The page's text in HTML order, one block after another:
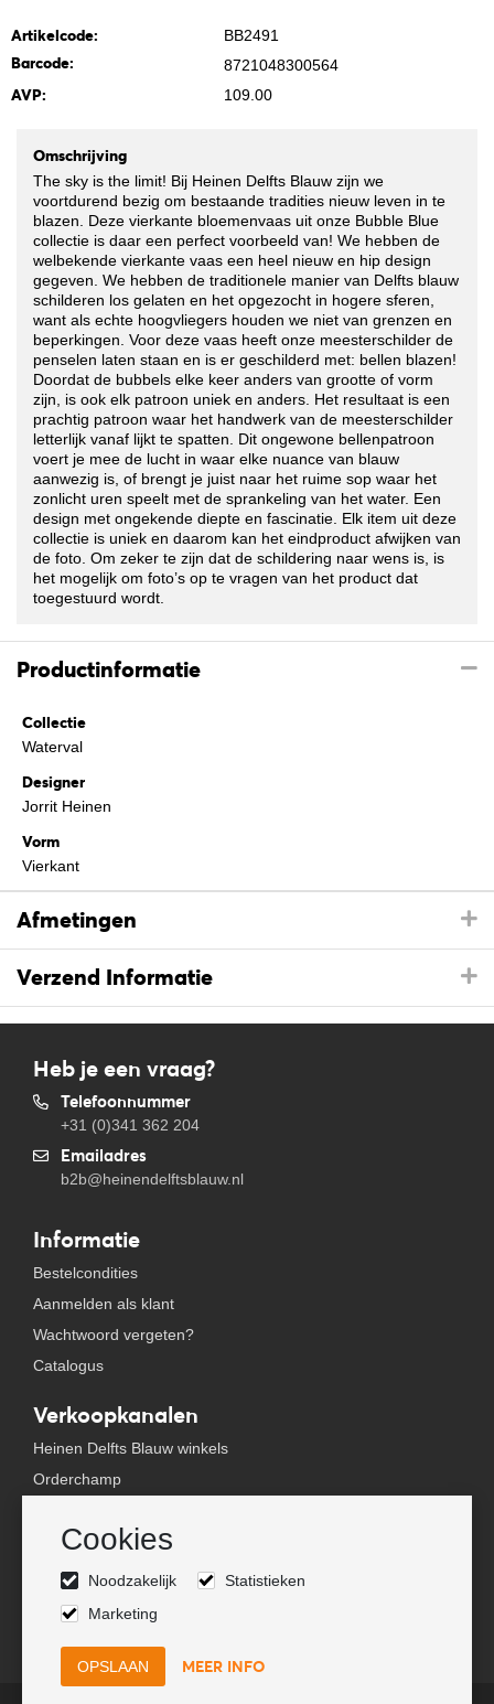
Cookies
Noodzakelijk
Statistieken
Marketing
MEER INFO
Artikelcode: BB2491
Barcode: 8721048300564
AVP: 109.00
Omschrijving
The sky is the limit! Bij Heinen Delfts Blauw zijn we
voortdurend bezig om bestaande tradities nieuw leven in te
blazen. Deze vierkante bloemenvaas uit onze Bubble Blue
collectie is daar een perfect voorbeeld van! We hebben de
welbekende vierkante vaas een heel nieuw en hip design
gegeven. We hebben de traditionele manier van Delfts blauw
schilderen los gelaten en het opgezocht in hogere sferen,
want als echte hoogvliegers houden we niet van grenzen en
beperkingen. Voor deze vaas heeft onze meesterschilder de
penselen laten staan en is er geschilderd met: bellen blazen!
Doordat de bubbels elke keer anders van grootte of vorm
zijn, is ook elk patroon uniek en anders. Het resultaat is een
prachtig patroon waar het handwerk van de meesterschilder
letterlijk vanaf lijkt te spatten. Dit ongewone bellenpatroon
voert je mee de lucht in waar elke nuance van blauw
aanwezig is, of brengt je juist naar het ruime sop waar het
zonlicht uren speelt met de sprankeling van het water. Een
design met ongekende diepte en fascinatie. Elk item uit deze
collectie is uniek en daarom kan het eindproduct afwijken van
de foto. Om zeker te zijn dat de schildering naar wens is, is
het mogelijk om foto’s op te vragen van het product dat
toegestuurd wordt.
Productinformatie
Collectie
Waterval
Designer
Jorrit Heinen
Vorm
Vierkant
Afmetingen
Verzend Informatie
Heb je een vraag?
Telefoonnummer
+31 (0)341 362 204
Emailadres
b2b@heinendelftsblauw.nl
Informatie
Bestelcondities
Aanmelden als klant
Wachtwoord vergeten?
Catalogus
Verkoopkanalen
Heinen Delfts Blauw winkels
Orderchamp
Tica Venlo
Volg ons